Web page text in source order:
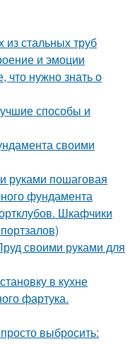
из стальных труб
и эмоции
что нужно знать о
способы и
своими
руками пошаговая
фундамента
Шкафчики
своими руками для
в кухне
фартука.
выбросить: